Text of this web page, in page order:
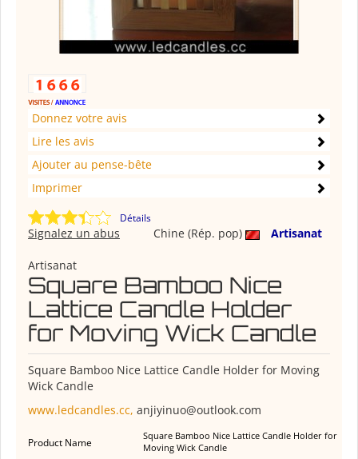
Donnez votre avis
Lire les avis
Ajouter au pense-bête
Imprimer
Détails
Chine (Rép. pop) Artisanat
Signalez un abus
Artisanat
Square Bamboo Nice
Lattice Candle Holder
for Moving Wick Candle
Square Bamboo Nice Lattice Candle Holder for Moving
Wick Candle
www.ledcandles.cc, anjiyinuo@outlook.com
Product Name
Square Bamboo Nice Lattice Candle Holder for
Moving Wick Candle